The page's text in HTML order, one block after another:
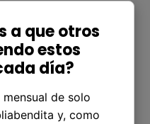
ser algo tan
dinero a un
a un amigo que
difícil. La clave es
tenemos, sabiendo
en el cielo.
a que otros
estos
día?
de solo
y, como